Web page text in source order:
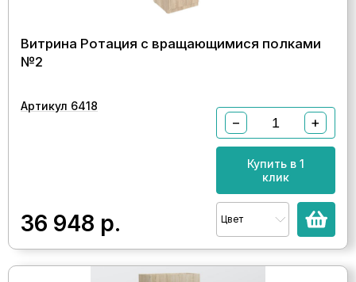
Витрина Ротация с вращающимися полками
№2
Артикул 6418
36 948 р.
− +
Купить в 1
клик
Цвет